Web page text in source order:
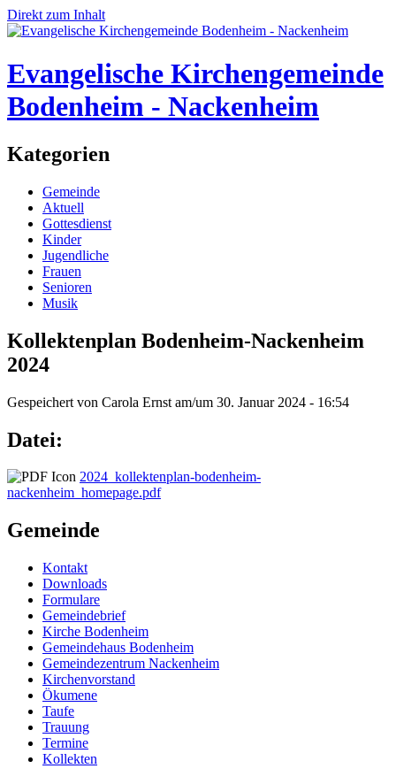
Direkt zum Inhalt
Evangelische Kirchengemeinde
Bodenheim - Nackenheim
Kategorien
Gemeinde
Aktuell
Gottesdienst
Kinder
Jugendliche
Frauen
Senioren
Musik
Kollektenplan Bodenheim-Nackenheim
2024
Gespeichert von Carola Ernst am/um 30. Januar 2024 - 16:54
Datei:
2024_kollektenplan-bodenheim-
nackenheim_homepage.pdf
Gemeinde
Kontakt
Downloads
Formulare
Gemeindebrief
Kirche Bodenheim
Gemeindehaus Bodenheim
Gemeindezentrum Nackenheim
Kirchenvorstand
Ökumene
Taufe
Trauung
Termine
Kollekten